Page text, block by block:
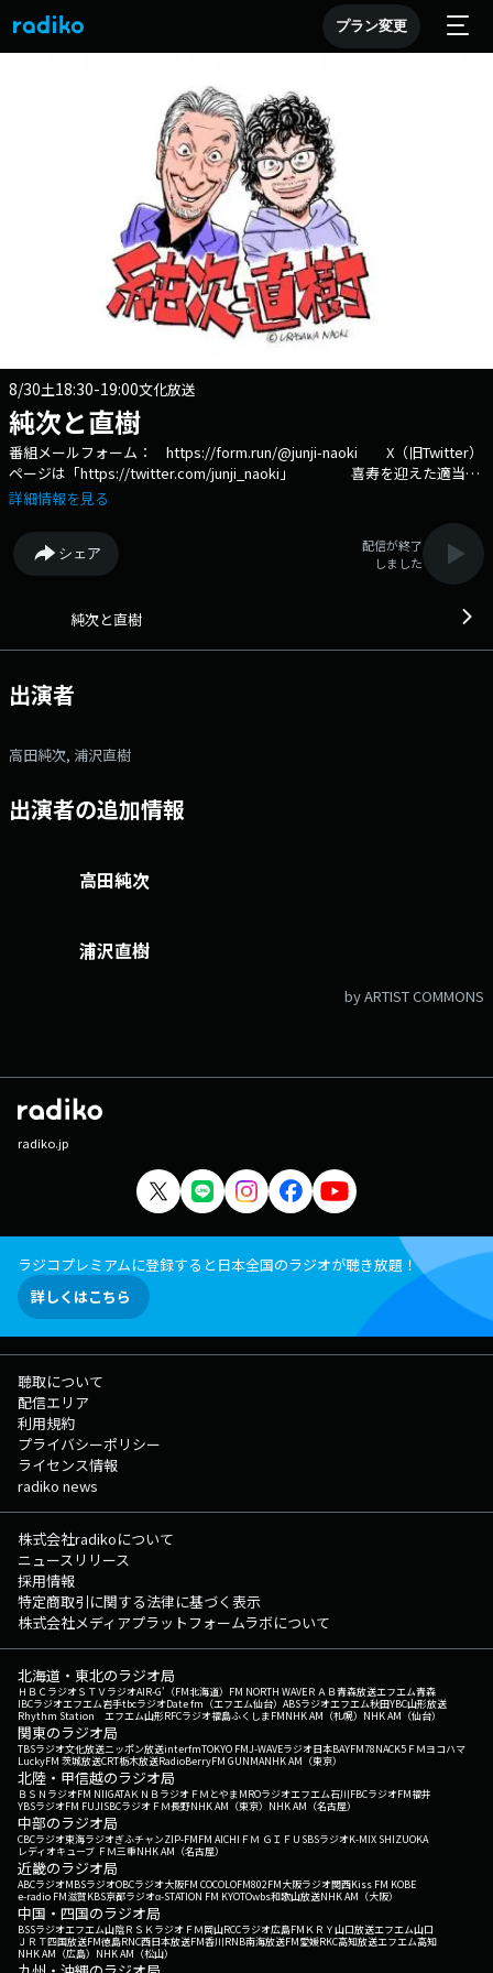
プラン変更
8/30土18:30-19:00文化放送
純次と直樹
番組メールフォーム： https://form.run/@junji-naoki X（旧Twitter）
ページは「https://twitter.com/junji_naoki」 喜寿を迎えた適当
男・高田純次さんと日本を代表する漫画家・浦沢直樹さんが異色タッグを
持った「かっこいいオトナ」なトップランナー２人が、 仕事や音楽、映
画など、お互いの近況や好きなことを自由気ままにトークします
よ！ 文化放送公式X（旧Twitter）アカウントは「@joqrpr」 文化
facebookページは 「https://www.facebook.com/1134joqr」 文化放
詳細情報を見る
シェア
配信が終了
しました
純次と直樹
出演者
高田純次, 浦沢直樹
出演者の追加情報
高田純次
浦沢直樹
by ARTIST COMMONS
radiko.jp
ラジコプレミアムに登録すると日本全国のラジオが聴き放題！
詳しくはこちら
聴取について
配信エリア
利用規約
プライバシーポリシー
ライセンス情報
radiko news
株式会社radikoについて
ニュースリリース
採用情報
特定商取引に関する法律に基づく表示
株式会社メディアプラットフォームラボについて
北海道・東北のラジオ局
ＨＢＣラジオＳＴＶラジオAIR-G'（FM北海道） FM NORTH WAVEＲＡＢ青森放送エフエム青森
IBCラジオエフエム岩手tbcラジオDate fm（エフエム仙台） ABSラジオエフエム秋田YBC山形放送
Rhythm Station エフエム山形RFCラジオ福島ふくしまFMNHK AM（札幌） NHK AM（仙台）
関東のラジオ局
TBSラジオ文化放送ニッポン放送interfmTOKYO FMJ-WAVEラジオ日本BAYFM78NACK5 ＦＭヨコハマ
LuckyFM 茨城放送CRT栃木放送RadioBerryFM GUNMANHK AM（東京）
北陸・甲信越のラジオ局
ＢＳＮラジオFM NIIGATAＫＮＢラジオ ＦＭとやまMROラジオエフエム石川FBCラジオFM福井
YBSラジオFM FUJISBCラジオ ＦＭ長野NHK AM（東京） NHK AM（名古屋）
中部のラジオ局
CBCラジオ東海ラジオぎふチャンZIP-FMFM AICHI ＦＭ ＧＩＦＵ SBSラジオK-MIX SHIZUOKA
レディオキューブ ＦＭ三重NHK AM（名古屋）
近畿のラジオ局
ABCラジオMBSラジオOBCラジオ大阪FM COCOLOFM802FM大阪ラジオ関西Kiss FM KOBE
e-radio FM滋賀KBS京都ラジオα-STATION FM KYOTOwbs和歌山放送NHK AM（大阪）
中国・四国のラジオ局
BSSラジオエフエム山陰ＲＳＫラジオ ＦＭ岡山RCCラジオ広島FM ＫＲＹ山口放送エフエム山口
ＪＲＴ四国放送FM徳島RNC西日本放送FM香川RNB南海放送FM愛媛RKC高知放送エフエム高知
NHK AM（広島） NHK AM（松山）